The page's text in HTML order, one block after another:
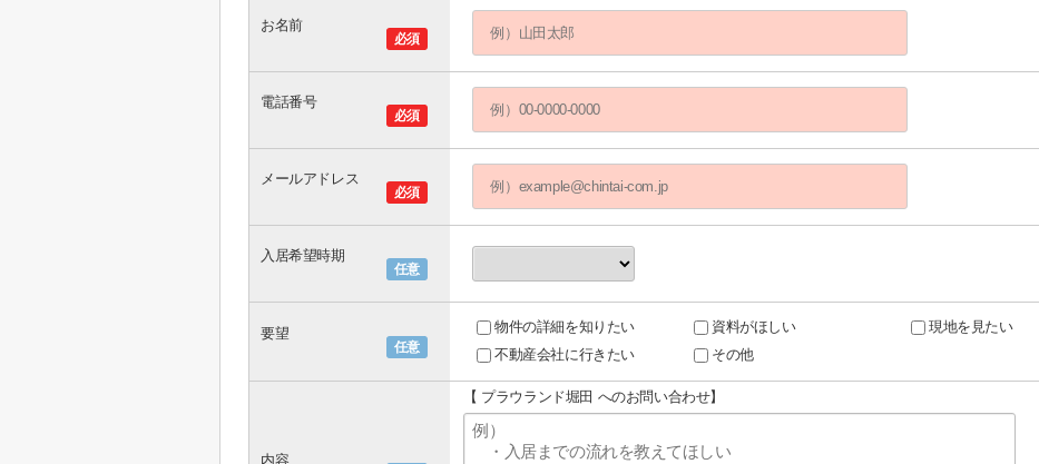
必須
お名前
必須
電話番号
必須
メールアドレス
任意
入居希望時期
任意
要望 物件の詳細を知りたい 資料がほしい
現地を見たい
不動産会社に行きたい
その他
内容
【 プラウランド堀田 へのお問い合わせ】